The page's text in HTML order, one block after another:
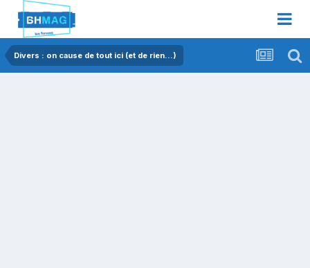
Divers : on cause de tout ici (et de rien...)